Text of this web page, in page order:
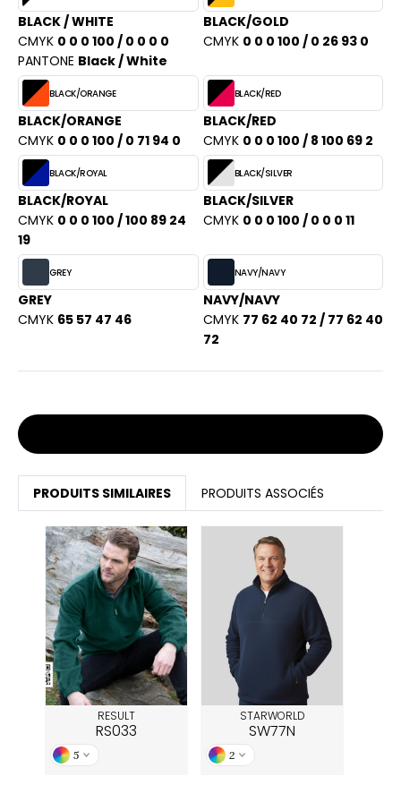
BLACK / WHITE
CMYK 0 0 0 100 / 0 0 0 0
PANTONE Black / White
BLACK/GOLD
CMYK 0 0 0 100 / 0 26 93 0
BLACK/ORANGE
BLACK/ORANGE
CMYK 0 0 0 100 / 0 71 94 0
BLACK/RED
BLACK/RED
CMYK 0 0 0 100 / 8 100 69 2
BLACK/ROYAL
BLACK/ROYAL
CMYK 0 0 0 100 / 100 89 24
19
BLACK/SILVER
BLACK/SILVER
CMYK 0 0 0 100 / 0 0 0 11
GREY
GREY
CMYK 65 57 47 46
NAVY/NAVY
NAVY/NAVY
CMYK 77 62 40 72 / 77 62 40
72
PRODUITS SIMILAIRES PRODUITS ASSOCIÉS
RESULT
RS033
5
STARWORLD
SW77N
2